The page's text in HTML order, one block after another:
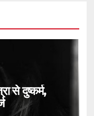
से दुष्कर्म,